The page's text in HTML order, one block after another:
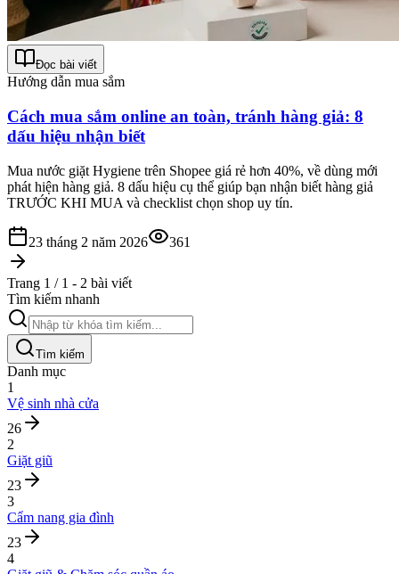
Đọc bài viết
Hướng dẫn mua sắm
Cách mua sắm online an toàn, tránh hàng giả: 8
dấu hiệu nhận biết
Mua nước giặt Hygiene trên Shopee giá rẻ hơn 40%, về dùng mới
phát hiện hàng giả. 8 dấu hiệu cụ thể giúp bạn nhận biết hàng giả
TRƯỚC KHI MUA và checklist chọn shop uy tín.
23 tháng 2 năm 2026 361
Trang 1 / 1 - 2 bài viết
Tìm kiếm nhanh
Tìm kiếm
Danh mục
1
Vệ sinh nhà cửa
26
2
Giặt giũ
23
3
Cẩm nang gia đình
23
4